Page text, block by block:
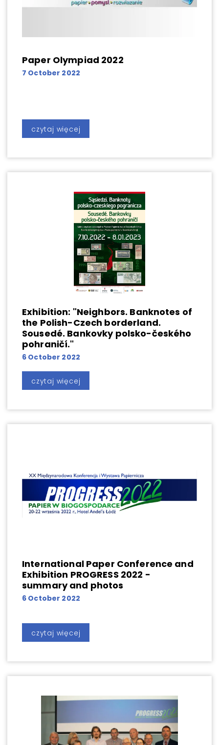
Paper Olympiad 2022
7 October 2022
czytaj więcej
Exhibition: "Neighbors. Banknotes of
the Polish-Czech borderland.
Sousedé. Bankovky polsko-českého
pohraničí."
6 October 2022
czytaj więcej
International Paper Conference and
Exhibition PROGRESS 2022 -
summary and photos
6 October 2022
czytaj więcej